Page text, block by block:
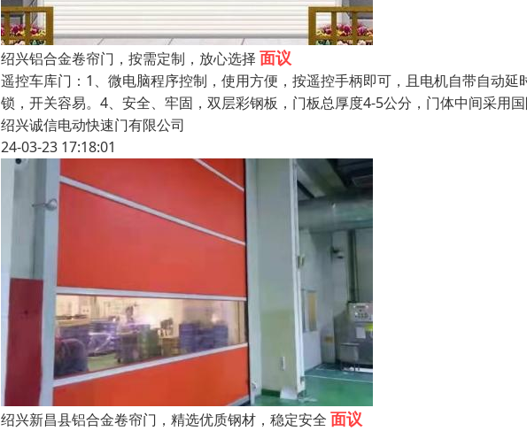
绍兴铝合金卷帘门，按需定制，放心选择 面议
遥控车库门：1、微电脑程序控制，使用方便，按遥控手柄即可，且电机自带自动
锁，开关容易。4、安全、牢固，双层彩钢板，门板总厚度4-5公分，门体中间采用
绍兴诚信电动快速门有限公司
24-03-23 17:18:01
绍兴新昌县铝合金卷帘门，精选优质钢材，稳定安全 面议